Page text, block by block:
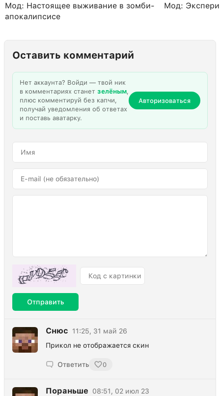
Мод: Настоящее выживание в зомби-
апокалипсисе
Мод:
Оставить комментарий
Нет аккаунта? Войди — твой ник
в комментариях станет зелёным,
плюс комментируй без капчи,
получай уведомления об ответах
и поставь аватарку.
Авторизоваться
Отправить
Снюс
11:25, 31 май 26
Прикол не отображается скин
Ответить 0
Пораньше
08:51, 02 июл 23